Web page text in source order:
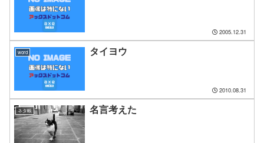
2005.12.31
word タイヨウ
2010.08.31
ネタ帳 名言考えた